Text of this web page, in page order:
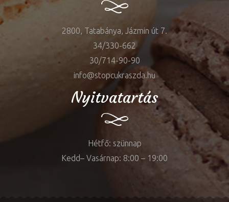
2800, Tatabánya, Jázmin út 7.
34/330-662
30/714-90-90
info@stopcukraszda.hu
Nyitvatartás
Hétfő: szünnap
Kedd– Vasárnap: 8:00 – 19:00